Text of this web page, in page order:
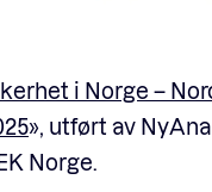
i Norge –
», utført av
Norge.